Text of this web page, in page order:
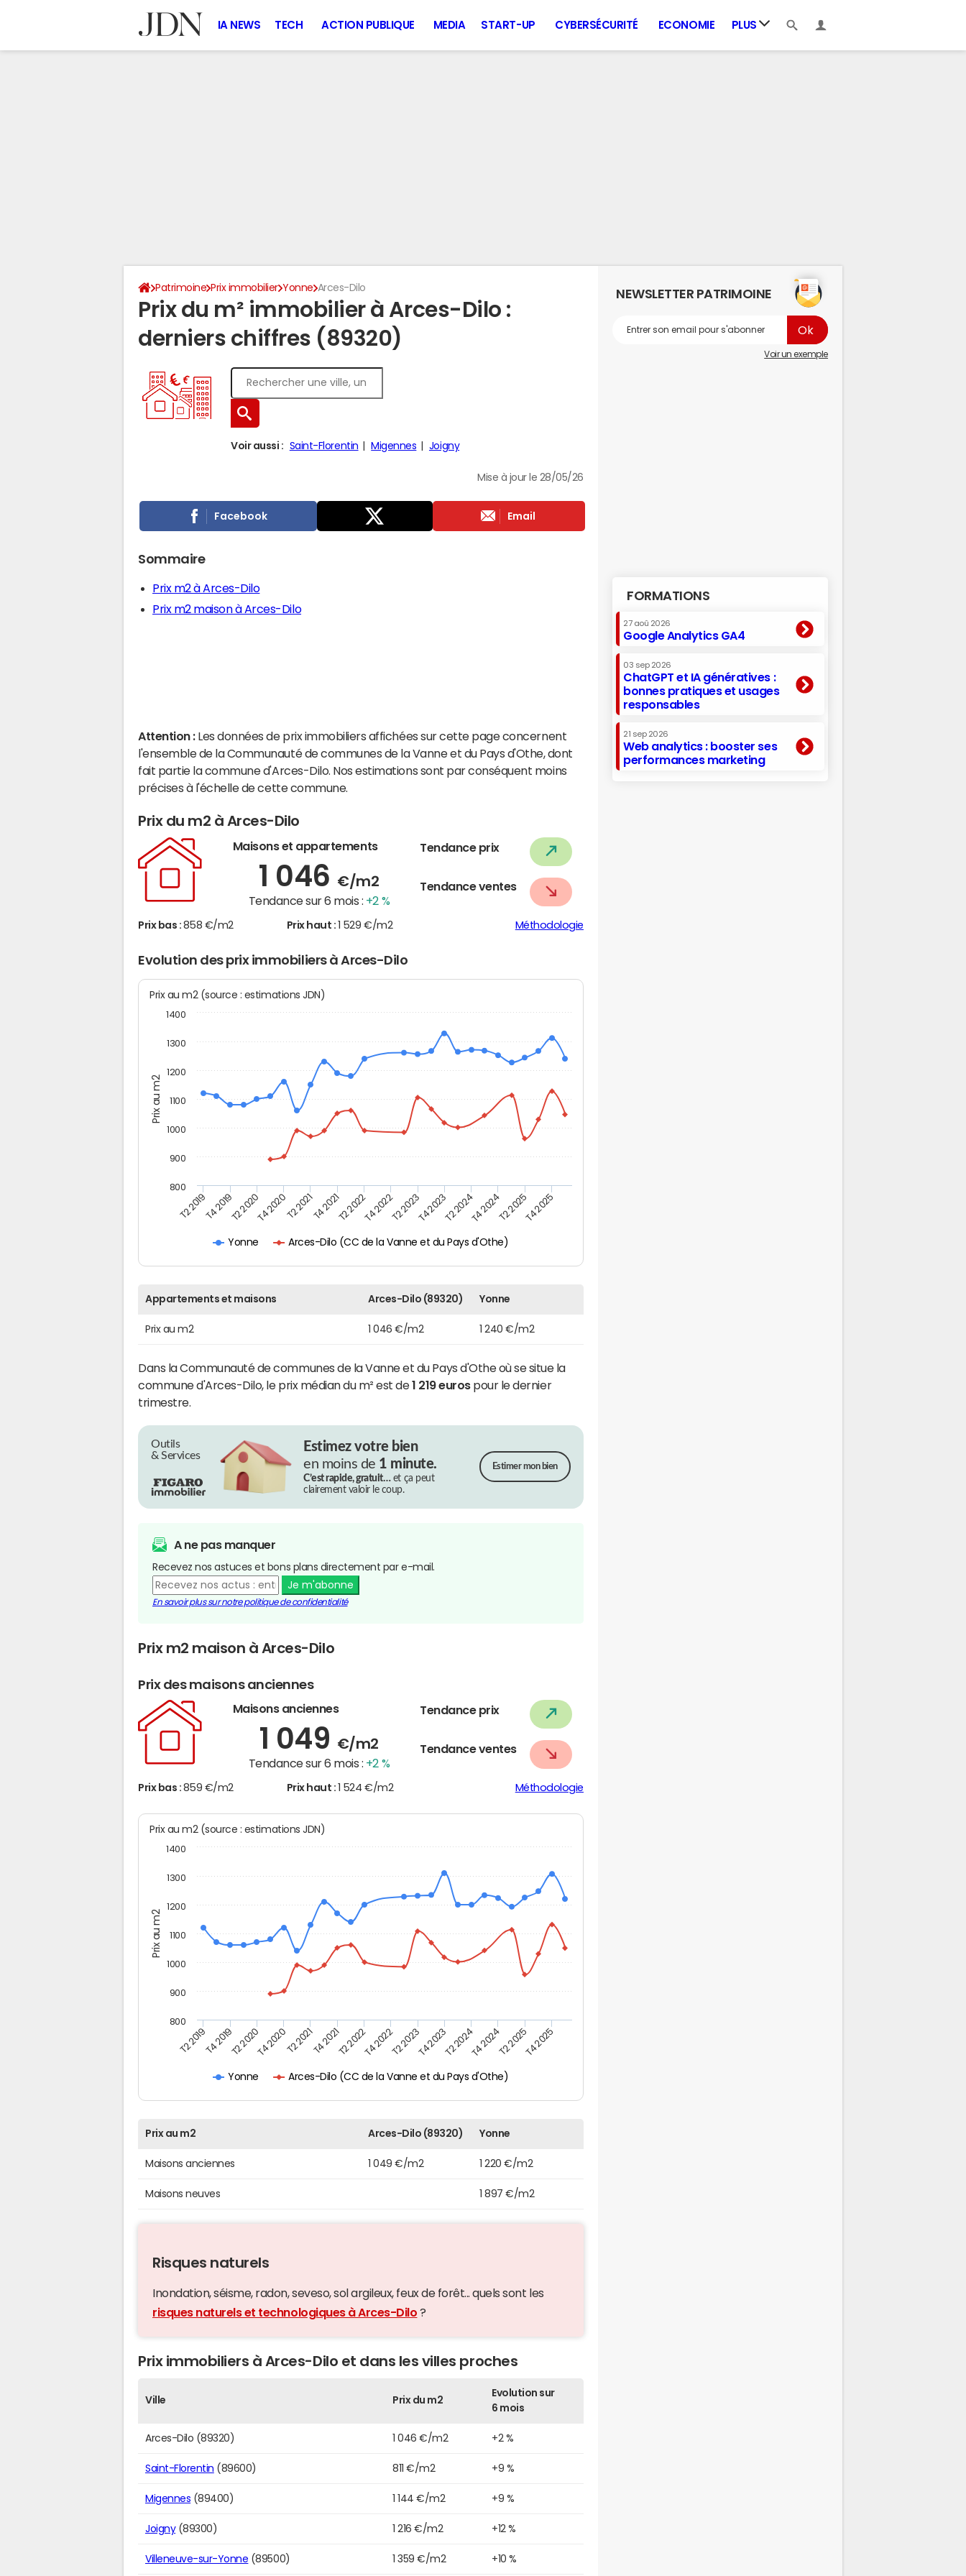
IA NEWS TECH ACTION PUBLIQUE MEDIA START-UP CYBERSÉCURITÉ ECONOMIE PLUS
Patrimoine Prix immobilier Yonne Arces-Dilo
Prix du m² immobilier à Arces-Dilo :
derniers chiffres (89320)
Voir aussi : Saint-Florentin Migennes Joigny
Mise à jour le 28/05/26
Facebook Email
Sommaire
Prix m2 à Arces-Dilo
Prix m2 maison à Arces-Dilo
Attention : Les données de prix immobiliers affichées sur cette page concernent
l'ensemble de la Communauté de communes de la Vanne et du Pays d'Othe, dont
fait partie la commune d'Arces-Dilo. Nos estimations sont par conséquent moins
précises à l'échelle de cette commune.
Prix du m2 à Arces-Dilo
Maisons et appartements
1 046 €/m2
Tendance sur 6 mois : +2 %
Tendance prix
Tendance ventes
Prix bas : 858 €/m2 Prix haut : 1 529 €/m2 Méthodologie
Evolution des prix immobiliers à Arces-Dilo
Prix au m2
Prix au m2 (source : estimations JDN)
Yonne Arces-Dilo (CC de la Vanne et du Pays d'Othe)
T2 2019T4 2019T2 2020T4 2020T2 2021T4 2021T2 2022T4 2022T2 2023T4 2023T2 2024T4 2024T2 2025T4 2025
800
900
1000
1100
1200
1300
1400
Appartements et maisons Arces-Dilo (89320) Yonne
Prix au m2 1 046 €/m2 1 240 €/m2
Dans la Communauté de communes de la Vanne et du Pays d'Othe où se situe la
commune d'Arces-Dilo, le prix médian du m² est de1 219 eurospour le dernier
trimestre.
Outils
& Services
Estimez votre bien
en moins de 1 minute.
C’est rapide, gratuit…et ça peut
clairement valoir le coup.
Estimer mon bien
A ne pas manquer
Recevez nos astuces et bons plans directement par e-mail.
Je m'abonne
En savoir plus sur notre politique de confidentialité
Prix m2 maison à Arces-Dilo
Prix des maisons anciennes
Maisons anciennes
1 049 €/m2
Tendance sur 6 mois : +2 %
Tendance prix
Tendance ventes
Prix bas : 859 €/m2 Prix haut : 1 524 €/m2 Méthodologie
Prix au m2
Prix au m2 (source : estimations JDN)
Yonne Arces-Dilo (CC de la Vanne et du Pays d'Othe)
T2 2019T4 2019T2 2020T4 2020T2 2021T4 2021T2 2022T4 2022T2 2023T4 2023T2 2024T4 2024T2 2025T4 2025
800
900
1000
1100
1200
1300
1400
Prix au m2 Arces-Dilo (89320) Yonne
Maisons anciennes 1 049 €/m2 1 220 €/m2
Maisons neuves 1 897 €/m2
Risques naturels
Inondation, séisme, radon, seveso, sol argileux, feux de forêt... quels sont les
risques naturels et technologiques à Arces-Dilo ?
Prix immobiliers à Arces-Dilo et dans les villes proches
Ville Prix du m2
Evolution sur
6 mois
Arces-Dilo (89320) 1 046 €/m2 +2 %
Saint-Florentin (89600) 811 €/m2 +9 %
Migennes (89400) 1 144 €/m2 +9 %
Joigny(89300) 1 216 €/m2 +12 %
Villeneuve-sur-Yonne (89500) 1 359 €/m2 +10 %
NEWSLETTER PATRIMOINE
Voir un exemple
FORMATIONS
27 aoû 2026
Google Analytics GA4
03 sep 2026
ChatGPT et IA génératives :
bonnes pratiques et usages
responsables
21 sep 2026
Web analytics : booster ses
performances marketing